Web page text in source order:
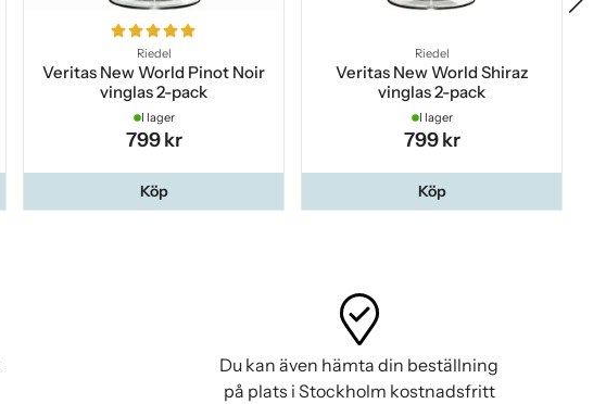
Riedel
Veritas New World Pinot Noir
vinglas 2-pack
I lager
799 kr
Köp
Riedel
Veritas New World Shiraz
vinglas 2-pack
I lager
799 kr
Köp
Du kan även hämta din beställning
på plats i Stockholm kostnadsfritt